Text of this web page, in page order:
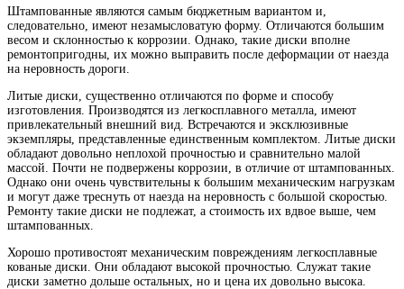
Штампованные являются самым бюджетным вариантом и,
следовательно, имеют незамысловатую форму. Отличаются большим
весом и склонностью к коррозии. Однако, такие диски вполне
ремонтопригодны, их можно выправить после деформации от наезда
на неровность дороги.
Литые диски, существенно отличаются по форме и способу
изготовления. Производятся из легкосплавного металла, имеют
привлекательный внешний вид. Встречаются и эксклюзивные
экземпляры, представленные единственным комплектом. Литые диски
обладают довольно неплохой прочностью и сравнительно малой
массой. Почти не подвержены коррозии, в отличие от штампованных.
Однако они очень чувствительны к большим механическим нагрузкам
и могут даже треснуть от наезда на неровность с большой скоростью.
Ремонту такие диски не подлежат, а стоимость их вдвое выше, чем
штампованных.
Хорошо противостоят механическим повреждениям легкосплавные
кованые диски. Они обладают высокой прочностью. Служат такие
диски заметно дольше остальных, но и цена их довольно высока.